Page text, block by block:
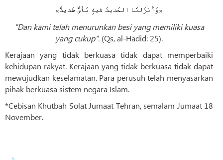
«وَأَنزَلنَا الحَديدَ فيهِ بَأسٌ شَديدٌ»
"Dan kami telah menurunkan besi yang memiliki kuasa
yang cukup". (Qs, al-Hadid: 25).
Kerajaan yang tidak berkuasa tidak dapat memperbaiki
kehidupan rakyat. Kerajaan yang tidak berkuasa tidak dapat
mewujudkan keselamatan. Para perusuh telah menyasarkan
pihak berkuasa sistem negara Islam.
*Cebisan Khutbah Solat Jumaat Tehran, semalam Jumaat 18
November.